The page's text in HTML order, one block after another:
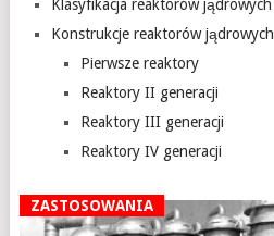
Klasyfikacja reaktorów jądrowych
Konstrukcje reaktorów jądrowych
Pierwsze reaktory
Reaktory II generacji
Reaktory III generacji
Reaktory IV generacji
ZASTOSOWANIA